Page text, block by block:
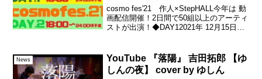
cosmo fes'21 作人×StepHALL今年は 動
画配信開催！2日間で50組以上のアーティ
ストが出演！◆DAY12021年 12月15日
News
YouTube 『落陽』 吉田拓郎 【ゆ
しんの夜】 cover by ゆしん